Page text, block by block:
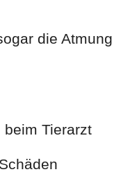
die Atmung
beim Tierarzt